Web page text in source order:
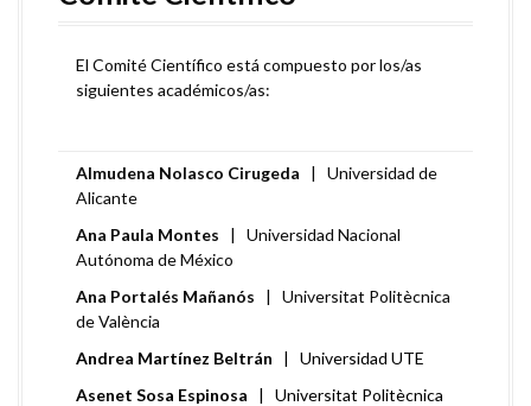
El Comité Científico está compuesto por los/as
siguientes académicos/as:
Almudena Nolasco Cirugeda
| Universidad de
Alicante
Ana Paula Montes | Universidad Nacional
Autónoma de México
Ana Portalés Mañanós | Universitat Politècnica
de València
Andrea Martínez Beltrán | Universidad UTE
Asenet Sosa Espinosa | Universitat Politècnica